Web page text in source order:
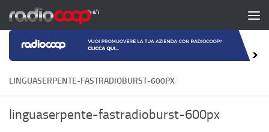
Salta al contenuto
LINGUASERPENTE-FASTRADIOBURST-600PX
linguaserpente-fastradioburst-600px